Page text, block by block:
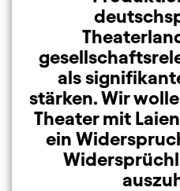
als
stärken. Wir
Theater mit
ein